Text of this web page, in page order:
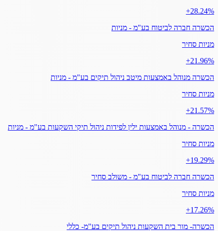
‎+28.24%
הכשרה חברה לביטוח בע"מ - מניות
מניות סחיר
‎+21.96%
הכשרה מנוהל באמצעות מיטב ניהול תיקים בע"מ - מניות
מניות סחיר
‎+21.57%
הכשרה - מנוהל באמצעות ילין לפידות ניהול תיקי השקעות בע"מ - מניות
מניות סחיר
‎+19.29%
הכשרה חברה לביטוח בע"מ - משולב סחיר
מניות סחיר
‎+17.26%
הכשרה- מור בית השקעות ניהול תיקים בע"מ- כללי